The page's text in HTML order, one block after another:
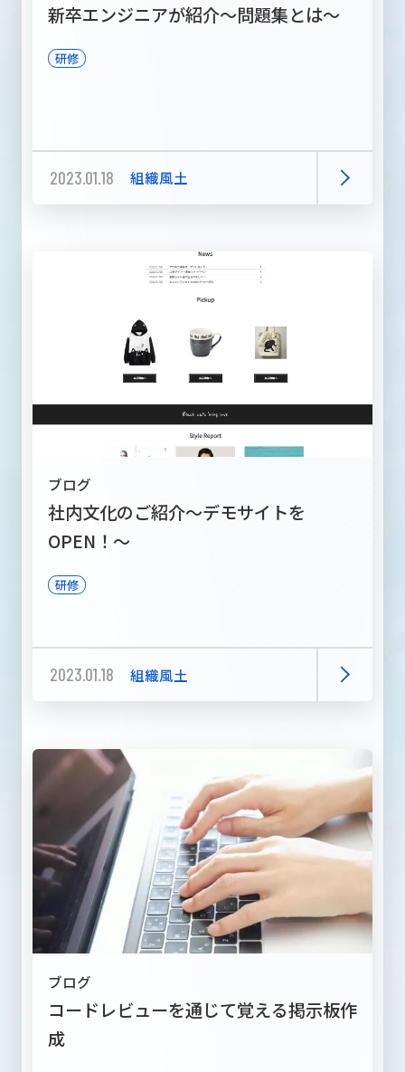
新卒エンジニアが紹介～問題集とは～
研修
2023.01.18 組織風土
ブログ
社内文化のご紹介～デモサイトを
OPEN！～
研修
2023.01.18 組織風土
ブログ
コードレビューを通じて覚える掲示板作
成